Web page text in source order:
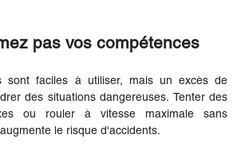
pas vos compétences
sont faciles à utiliser, mais un excès de
des situations dangereuses. Tenter des
ou rouler à vitesse maximale sans
le risque d'accidents.